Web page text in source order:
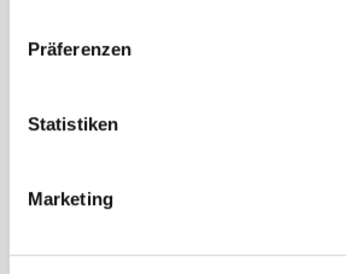
Präferenzen
Statistiken
Marketing
7% Elastan